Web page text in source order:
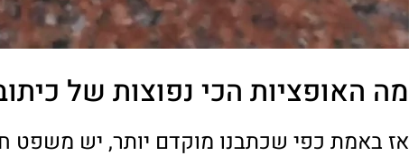
מעוניינים לשמוע פרטים נוספים אודות